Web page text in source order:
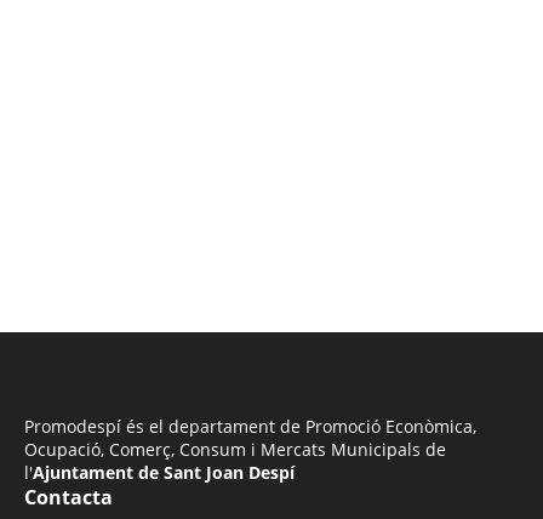
Promodespí és el departament de Promoció Econòmica,
Ocupació, Comerç, Consum i Mercats Municipals de
l'Ajuntament de Sant Joan Despí
Contacta